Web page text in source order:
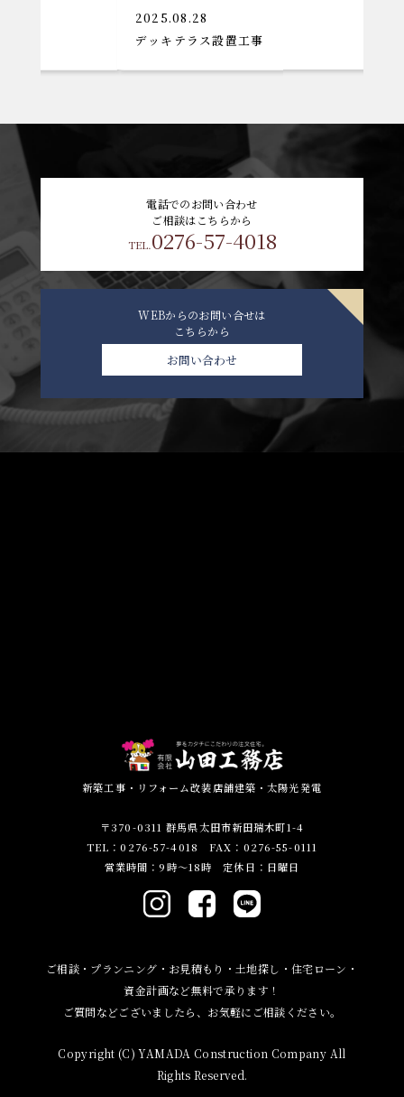
2025.08.28
デッキテラス設置工事
電話でのお問い合わせ
ご相談はこちらから
TEL.0276-57-4018
WEBからのお問い合せは
こちらから
お問い合わせ
新築工事・リフォーム改装店舗建築・太陽光発電
〒370-0311 群馬県太田市新田瑞木町1-4
TEL：0276-57-4018 FAX：0276-55-0111
営業時間：9時～18時 定休日：日曜日
ご相談・プランニング・お見積もり・土地探し・住宅ローン・
資金計画など無料で承ります！
ご質問などございましたら、お気軽にご相談ください。
Copyright (C) YAMADA Construction Company All
Rights Reserved.